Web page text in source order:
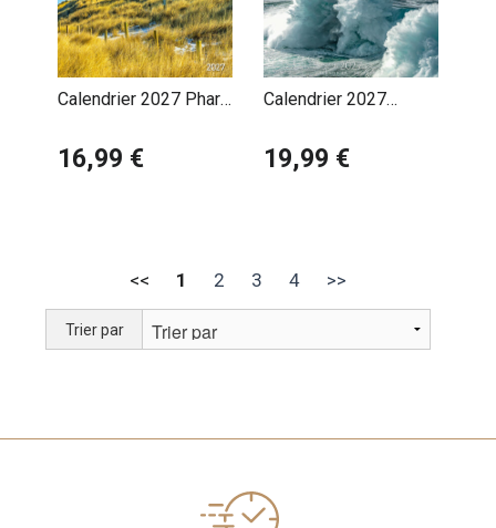
Calendrier 2027 Phare
Offert
16,99 €
Calendrier 2027
19,99 €
<< 1 2 3 4 >>
Trier par